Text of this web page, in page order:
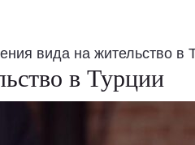
вида на жительство в
в Турции